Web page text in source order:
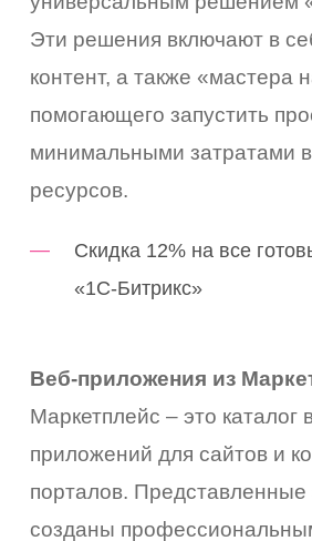
Эти решения включают в
контент, а также «мастера
помогающего запустить
минимальными затратами
ресурсов.
Скидка 12% на все
«1С-Битрикс»
Веб-приложения из
Маркетплейс – это каталог
приложений для сайтов и
порталов.
созданы